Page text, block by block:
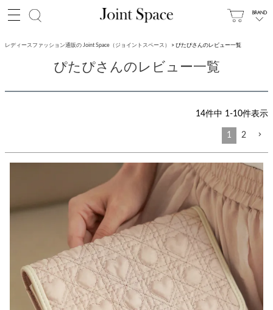
レディースファッション通販の Joint Space（ジョイントスペース） ぴたぴさんのレビュー一覧
ぴたぴさんのレビュー一覧
14件中 1-10件表示
1 2